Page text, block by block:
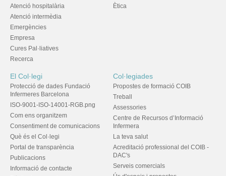
Atenció hospitalària
Atenció intermèdia
Emergències
Empresa
Cures Pal·liatives
Recerca
Ètica
El Col·legi
Protecció de dades Fundació
Infermeres Barcelona
ISO-9001-ISO-14001-RGB.png
Com ens organitzem
Consentiment de comunicacions
Què és el Col·legi
Portal de transparència
Publicacions
Informació de contacte
Col·legiades
Propostes de formació COIB
Treball
Assessories
Centre de Recursos d’Informació
Infermera
La teva salut
Acreditació professional del COIB -
DAC's
Serveis comercials